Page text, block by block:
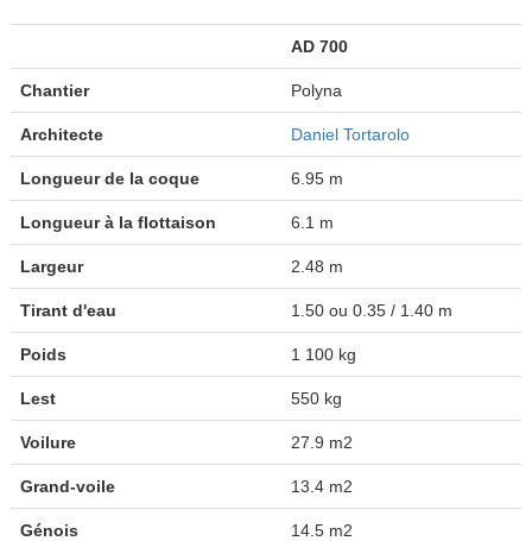
AD 700
Chantier Polyna
Architecte Daniel Tortarolo
Longueur de la coque 6.95 m
Longueur à la flottaison 6.1 m
Largeur 2.48 m
Tirant d'eau 1.50 ou 0.35 / 1.40 m
Poids 1 100 kg
Lest 550 kg
Voilure 27.9 m2
Grand-voile 13.4 m2
Génois 14.5 m2